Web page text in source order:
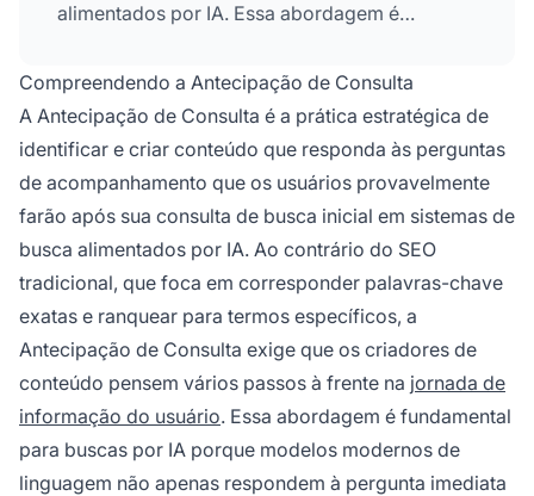
alimentados por IA. Essa abordagem é
modelos modernos de linguagem não apenas
respondem à pergunta imediata—eles
antecipam o que os usuários querem saber em
seguida e exibem proativamente conteúdo
relevante.
Compreendendo a Antecipação de Consulta
A Antecipação de Consulta é a prática estratégica de
identificar e criar conteúdo que responda às perguntas
de acompanhamento que os usuários provavelmente
farão após sua consulta de busca inicial em sistemas de
busca alimentados por IA. Ao contrário do SEO
tradicional, que foca em corresponder palavras-chave
exatas e ranquear para termos específicos, a
Antecipação de Consulta exige que os criadores de
conteúdo pensem vários passos à frente na jornada de
informação do usuário. Essa abordagem é fundamental
para buscas por IA porque modelos modernos de
linguagem não apenas respondem à pergunta imediata